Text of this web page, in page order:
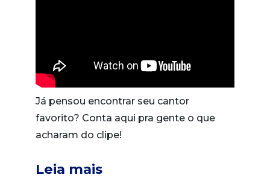
Já pensou encontrar seu cantor
favorito? Conta aqui pra gente o que
acharam do clipe!
Leia mais